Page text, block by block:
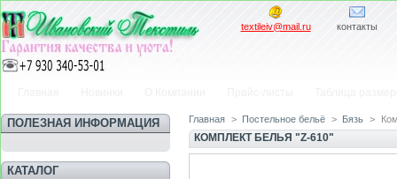
textileiv@mail.ru контакты
ПОЛЕЗНАЯ ИНФОРМАЦИЯ
КАТАЛОГ
Главная > Постельное бельё > Бязь >
КОМПЛЕКТ БЕЛЬЯ "Z-610"